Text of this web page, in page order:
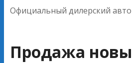
Официальный дилерский
Продажа